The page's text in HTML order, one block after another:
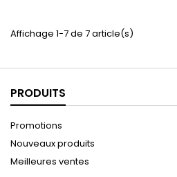
renforce et apporte de la
brillance, tandis que le...
Affichage 1-7 de 7 article(s)
PRODUITS
Promotions
Nouveaux produits
Meilleures ventes